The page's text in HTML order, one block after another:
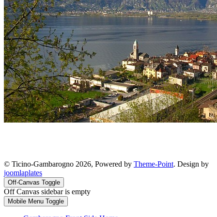
© Ticino-Gambarogno 2026, Powered by Theme-Point. Design by
joomlaplates
Off-Canvas Toggle
Off Canvas sidebar is empty
Mobile Menu Toggle